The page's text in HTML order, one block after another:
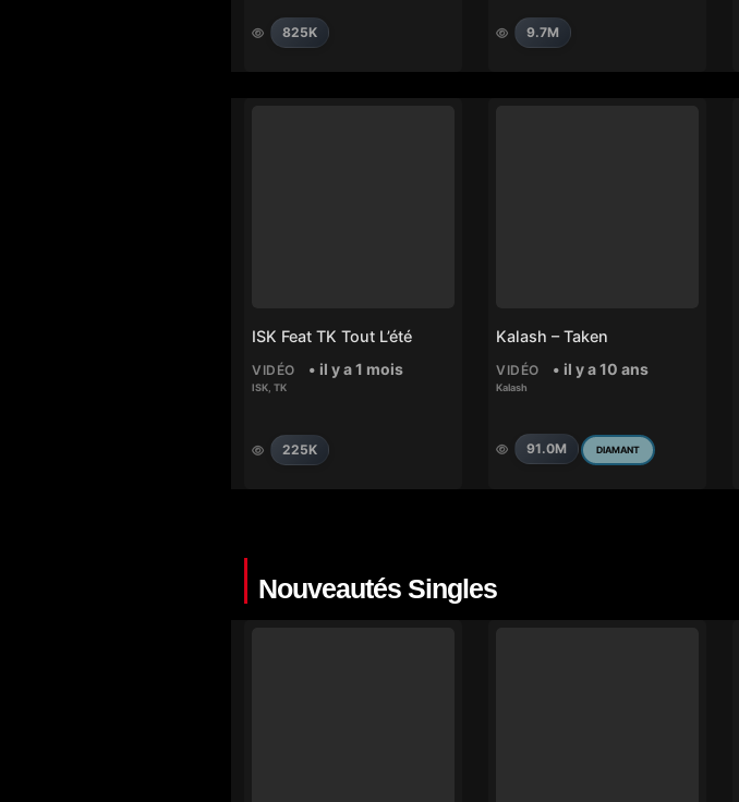
825K 9.7M
ISK Feat TK Tout L’été
VIDÉO • il y a 1 mois
ISK TK
225K
Kalash – Taken
VIDÉO • il y a 10 ans
Kalash
91.0M DIAMANT
Nouveautés Singles